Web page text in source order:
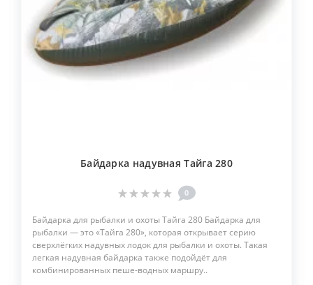
Байдарка надувная Тайга 280
0
Байдарка для рыбалки и охоты Тайга 280 Байдарка для
рыбалки — это «Тайга 280», которая открывает серию
сверхлёгких надувных лодок для рыбалки и охоты. Такая
легкая надувная байдарка также подойдёт для
комбинированных пеше-водных маршру..